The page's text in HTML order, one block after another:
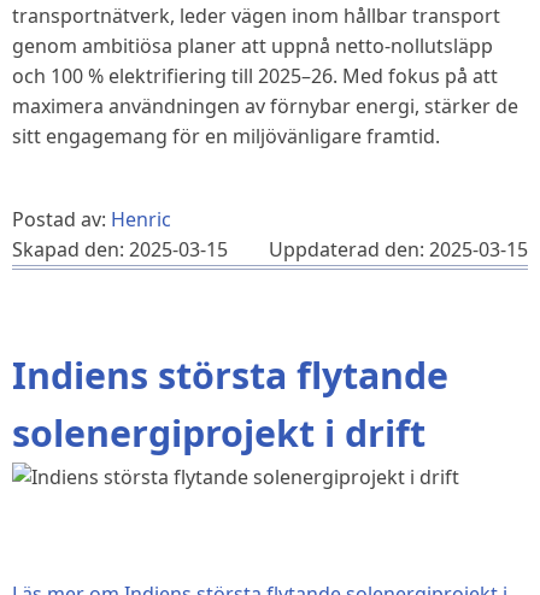
transportnätverk, leder vägen inom hållbar transport
genom ambitiösa planer att uppnå netto-nollutsläpp
och 100 % elektrifiering till 2025–26. Med fokus på att
maximera användningen av förnybar energi, stärker de
sitt engagemang för en miljövänligare framtid.
Postad av: Henric
Skapad den: 2025-03-15
Uppdaterad den: 2025-03-15
Indiens största flytande
solenergiprojekt i drift